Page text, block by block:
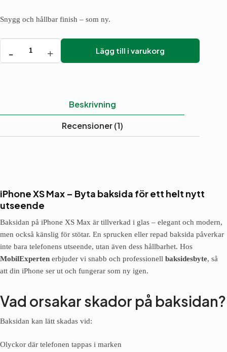
Snygg och hållbar finish – som ny.
iPhone
XS
Lägg till i varukorg
Beskrivning
Recensioner (1)
iPhone XS Max – Byta baksida för ett helt nytt
utseende
Baksidan på iPhone XS Max är tillverkad i glas – elegant och modern,
men också känslig för stötar. En sprucken eller repad baksida påverkar
inte bara telefonens utseende, utan även dess hållbarhet. Hos
MobilExperten erbjuder vi snabb och professionell baksidesbyte, så
att din iPhone ser ut och fungerar som ny igen.
Vad orsakar skador på baksidan?
Baksidan kan lätt skadas vid:
Olyckor där telefonen tappas i marken